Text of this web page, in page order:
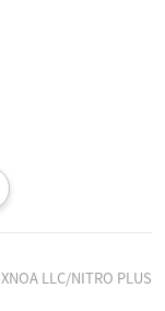
LLC/NITRO PLUS